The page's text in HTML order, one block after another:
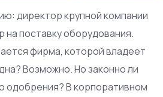
директор крупной компании
на поставку оборудования.
фирма, которой владеет
Возможно. Но законно ли
одобрения? В корпоративном